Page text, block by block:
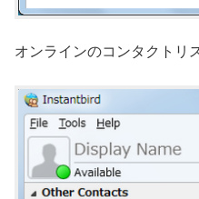
オンラインのコンタクトリ